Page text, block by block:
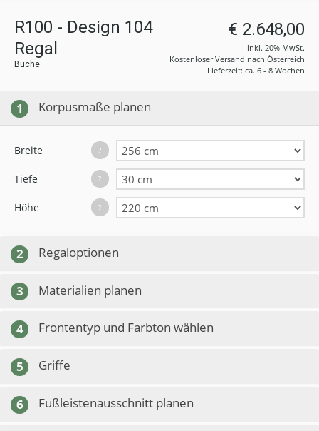
R100 - Design 104
Regal
Buche
€ 2.648,00
inkl. 20% MwSt.
Kostenloser Versand nach Österreich
Lieferzeit: ca. 6 - 8 Wochen
1 Korpusmaße planen
Breite ?
Tiefe ?
Höhe ?
2 Regaloptionen
3 Materialien planen
4 Frontentyp und Farbton wählen
5 Griffe
6 Fußleistenausschnitt planen